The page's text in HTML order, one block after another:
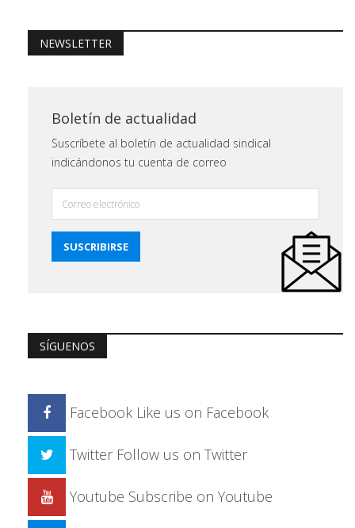
NEWSLETTER
Boletín de actualidad
Suscríbete al boletín de actualidad sindical
indicándonos tu cuenta de correo
SÍGUENOS
Facebook Like us on Facebook
Twitter Follow us on Twitter
Youtube Subscribe on Youtube